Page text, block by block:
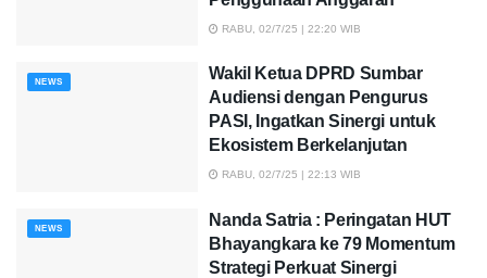
RABU, 02/7/25 | 22:20 WIB
NEWS
Wakil Ketua DPRD Sumbar
Audiensi dengan Pengurus
PASI, Ingatkan Sinergi untuk
Ekosistem Berkelanjutan
RABU, 02/7/25 | 22:13 WIB
NEWS
Nanda Satria : Peringatan HUT
Bhayangkara ke 79 Momentum
Strategi Perkuat Sinergi